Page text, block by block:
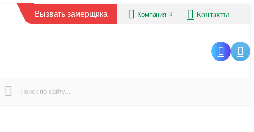
Вызвать замерщика Компания Контакты